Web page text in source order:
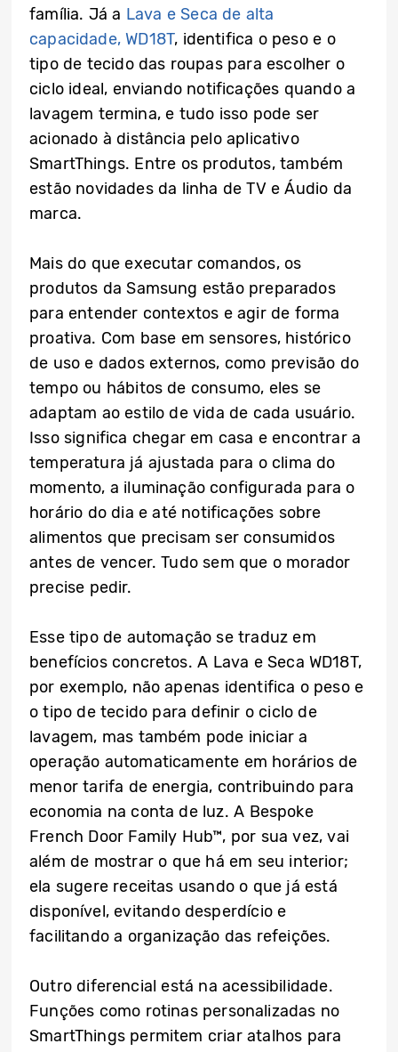
família. Já a Lava e Seca de alta
capacidade, WD18T, identifica o peso e o
tipo de tecido das roupas para escolher o
ciclo ideal, enviando notificações quando a
lavagem termina, e tudo isso pode ser
acionado à distância pelo aplicativo
SmartThings. Entre os produtos, também
estão novidades da linha de TV e Áudio da
marca.
Mais do que executar comandos, os
produtos da Samsung estão preparados
para entender contextos e agir de forma
proativa. Com base em sensores, histórico
de uso e dados externos, como previsão do
tempo ou hábitos de consumo, eles se
adaptam ao estilo de vida de cada usuário.
Isso significa chegar em casa e encontrar a
temperatura já ajustada para o clima do
momento, a iluminação configurada para o
horário do dia e até notificações sobre
alimentos que precisam ser consumidos
antes de vencer. Tudo sem que o morador
precise pedir.
Esse tipo de automação se traduz em
benefícios concretos. A Lava e Seca WD18T,
por exemplo, não apenas identifica o peso e
o tipo de tecido para definir o ciclo de
lavagem, mas também pode iniciar a
operação automaticamente em horários de
menor tarifa de energia, contribuindo para
economia na conta de luz. A Bespoke
French Door Family Hub™, por sua vez, vai
além de mostrar o que há em seu interior;
ela sugere receitas usando o que já está
disponível, evitando desperdício e
facilitando a organização das refeições.
Outro diferencial está na acessibilidade.
Funções como rotinas personalizadas no
SmartThings permitem criar atalhos para